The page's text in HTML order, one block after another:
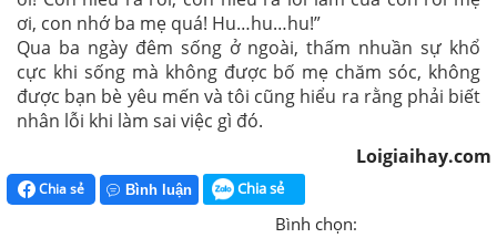
ơi, con nhớ ba mẹ quá! Hu…hu…hu!”
Qua ba ngày đêm sống ở ngoài, thấm nhuần sự khổ
cực khi sống mà không được bố mẹ chăm sóc, không
được bạn bè yêu mến và tôi cũng hiểu ra rằng phải biết
nhân lỗi khi làm sai việc gì đó.
Loigiaihay.com
Chia sẻ Bình luận Chia sẻ
Bình chọn: